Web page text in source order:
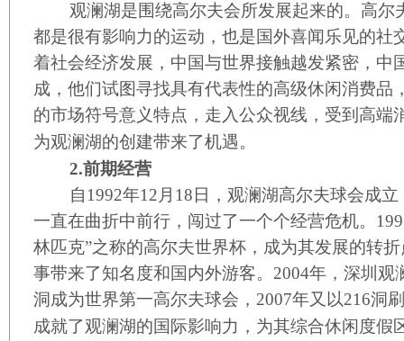
观澜湖是围绕高尔夫会所发展起来的。高尔
都是很有影响力的运动，也是国外喜闻乐见的社
着社会经济发展，中国与世界接触越发紧密，中
成，他们试图寻找具有代表性的高级休闲消费品
的市场符号意义特点，走入公众视线，受到高端
为观澜湖的创建带来了机遇。
2.前期经营
自1992年12月18日，观澜湖高尔夫球会成立
一直在曲折中前行，闯过了一个个经营危机。
林匹克”之称的高尔夫世界杯，成为其发展的转
事带来了知名度和国内外游客。2004年，深圳观
洞成为世界第一高尔夫球会，2007年又以216洞
成就了观澜湖的国际影响力，为其综合休闲度假